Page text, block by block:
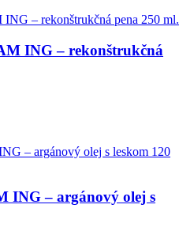
ING – rekonštrukčná
ING – argánový olej s